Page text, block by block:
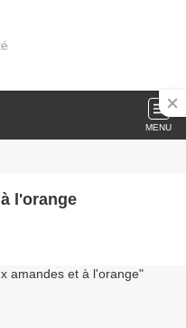
MENU
l'orange